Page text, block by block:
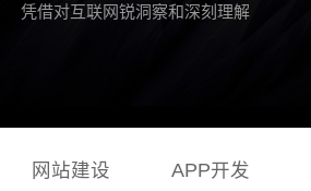
凭借对互联网锐洞察和深刻理解
网站建设 APP开发